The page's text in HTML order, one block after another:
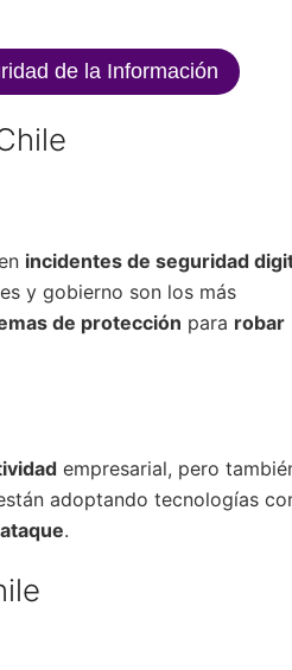
de la Información
incidentes de seguridad
y gobierno son los más
de protección para robar
empresarial, pero
adoptando tecnologías
.